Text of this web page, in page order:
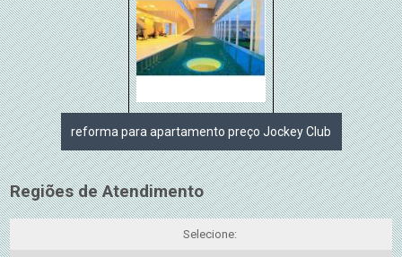
reforma para apartamento preço Jockey Club
Regiões de Atendimento
Selecione: